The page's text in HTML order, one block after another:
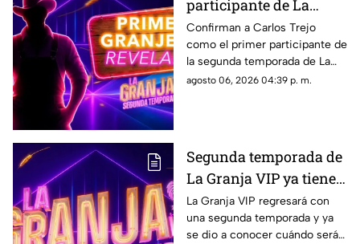
participante de La
Granja VIP 2?
Confirman a Carlos Trejo
como el primer participante de
la segunda temporada de La
Granja VIP y su participación
agosto 06, 2026 04:39 p. m.
Segunda temporada de
La Granja VIP ya tiene
fecha de estreno y esto
es lo que debes de saber
La Granja VIP regresará con
una segunda temporada y ya
se dio a conocer cuándo será